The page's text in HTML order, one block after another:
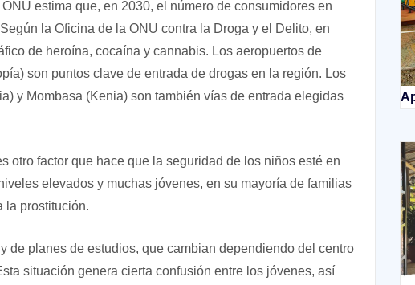
estima que, en 2030, el número de consumidores en
la Oficina de la ONU contra la Droga y el Delito, en
de heroína, cocaína y cannabis. Los aeropuertos de
son puntos clave de entrada de drogas en la región. Los
y Mombasa (Kenia) son también vías de entrada elegidas
otro factor que hace que la seguridad de los niños esté en
elevados y muchas jóvenes, en su mayoría de familias
la prostitución.
de planes de estudios, que cambian dependiendo del centro
situación genera cierta confusión entre los jóvenes, así